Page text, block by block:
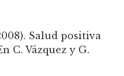
Salud positiva
C. Vázquez y G.